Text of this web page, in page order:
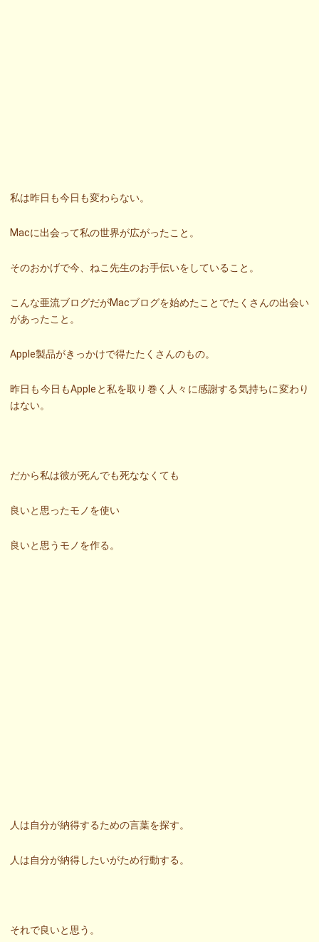
私は昨日も今日も変わらない。
Macに出会って私の世界が広がったこと。
そのおかげで今、ねこ先生のお手伝いをしていること。
こんな亜流ブログだがMacブログを始めたことでたくさんの出会い
があったこと。
Apple製品がきっかけで得たたくさんのもの。
昨日も今日もAppleと私を取り巻く人々に感謝する気持ちに変わり
はない。
だから私は彼が死んでも死ななくても
良いと思ったモノを使い
良いと思うモノを作る。
人は自分が納得するための言葉を探す。
人は自分が納得したいがため行動する。
それで良いと思う。